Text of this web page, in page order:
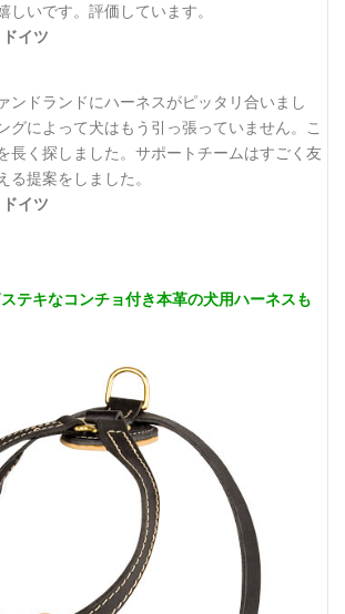
しいです。評価しています。
イツ
ンドランドにハーネスがピッタリ合いまし
グによって犬はもう引っ張っていません。こ
長く探しました。サポートチームはすごく友
る提案をしました。
イツ
ステキなコンチョ付き本革の犬用ハーネスも